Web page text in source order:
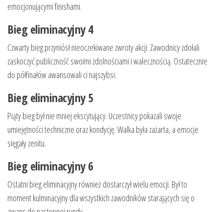
emocjonującymi finishami.
Bieg eliminacyjny 4
Czwarty bieg przyniósł nieoczekiwane zwroty akcji. Zawodnicy zdołali
zaskoczyć publiczność swoimi zdolnościami i walecznością. Ostatecznie
do półfinałów awansowali ci najszybsi.
Bieg eliminacyjny 5
Piąty bieg był nie mniej ekscytujący. Uczestnicy pokazali swoje
umiejętności techniczne oraz kondycję. Walka była zażarta, a emocje
sięgały zenitu.
Bieg eliminacyjny 6
Ostatni bieg eliminacyjny również dostarczył wielu emocji. Był to
moment kulminacyjny dla wszystkich zawodników starających się o